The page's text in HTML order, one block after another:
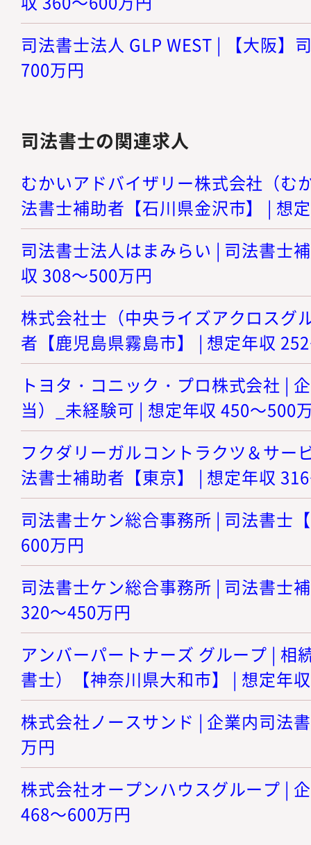
司法書士法人 GLP WEST | 【大阪】
700万円
司法書士の関連求人
むかいアドバイザリー株式会社（む
法書士補助者【石川県金沢市】 | 想
司法書士法人はまみらい | 司法書士
収 308～500万円
株式会社士（中央ライズアクロスグ
者【鹿児島県霧島市】 | 想定年収
トヨタ・コニック・プロ株式会社 |
当）_未経験可 | 想定年収 450～500
フクダリーガルコントラクツ＆サー
法書士補助者【東京】 | 想定年収
司法書士ケン総合事務所 | 司法書士
600万円
司法書士ケン総合事務所 | 司法書士
320～450万円
アンバーパートナーズ グループ | 相
書士）【神奈川県大和市】 | 想定年
株式会社ノースサンド | 企業内司法
万円
株式会社オープンハウスグループ |
468～600万円